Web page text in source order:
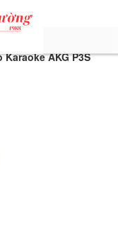
Karaoke AKG P3S